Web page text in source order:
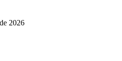
2026